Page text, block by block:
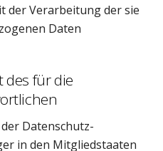
der Verarbeitung der sie
Daten
des für die
Datenschutz-
in den Mitgliedstaaten